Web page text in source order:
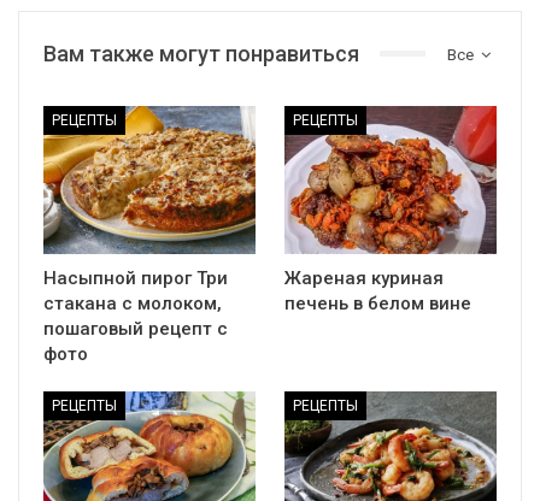
Все
Вам также могут понравиться
РЕЦЕПТЫ
Насыпной пирог Три
стакана с молоком,
пошаговый рецепт с
фото
РЕЦЕПТЫ
Жареная куриная
печень в белом вине
РЕЦЕПТЫ РЕЦЕПТЫ